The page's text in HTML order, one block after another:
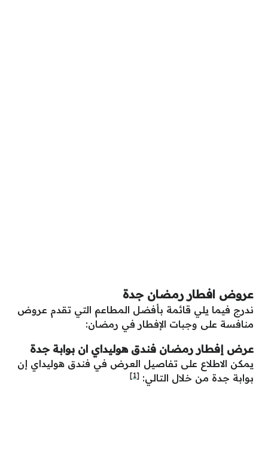
عروض افطار رمضان جدة
ندرج فيما يلي قائمة بأفضل المطاعم التي تقدم عروض
منافسة على وجبات الإفطار في رمضان:
عرض إفطار رمضان فندق هوليداي ان بوابة جدة
يمكن الاطلاع على تفاصيل العرض في فندق هوليداي إن
بوابة جدة من خلال التالي: [1]